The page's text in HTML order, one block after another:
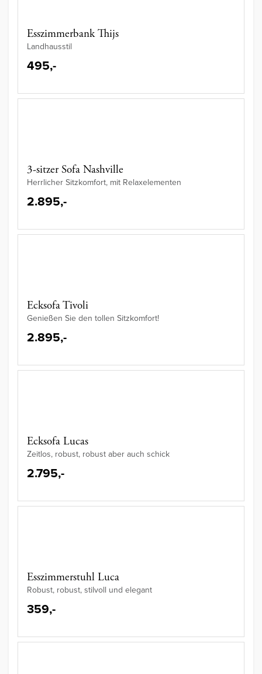
Esszimmerbank Thijs
Landhausstil
495,-
3-sitzer Sofa Nashville
Herrlicher Sitzkomfort, mit Relaxelementen
2.895,-
Ecksofa Tivoli
Genießen Sie den tollen Sitzkomfort!
2.895,-
Ecksofa Lucas
Zeitlos, robust, robust aber auch schick
2.795,-
Esszimmerstuhl Luca
Robust, robust, stilvoll und elegant
359,-